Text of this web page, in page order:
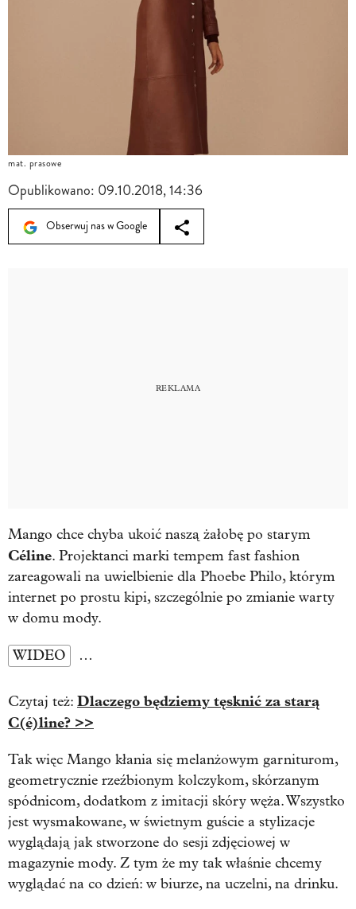
mat. prasowe
Opublikowano: 09.10.2018, 14:36
Obserwuj nas w Google
Mango chce chyba ukoić naszą żałobę po starym
Céline. Projektanci marki tempem fast fashion
zareagowali na uwielbienie dla Phoebe Philo, którym
internet po prostu kipi, szczególnie po zmianie warty
w domu mody.
WIDEO …
Czytaj też: Dlaczego będziemy tęsknić za starą
C(é)line? >>
Tak więc Mango kłania się melanżowym garniturom,
geometrycznie rzeźbionym kolczykom, skórzanym
spódnicom, dodatkom z imitacji skóry węża. Wszystko
jest wysmakowane, w świetnym guście a stylizacje
wyglądają jak stworzone do sesji zdjęciowej w
magazynie mody. Z tym że my tak właśnie chcemy
wyglądać na co dzień: w biurze, na uczelni, na drinku.